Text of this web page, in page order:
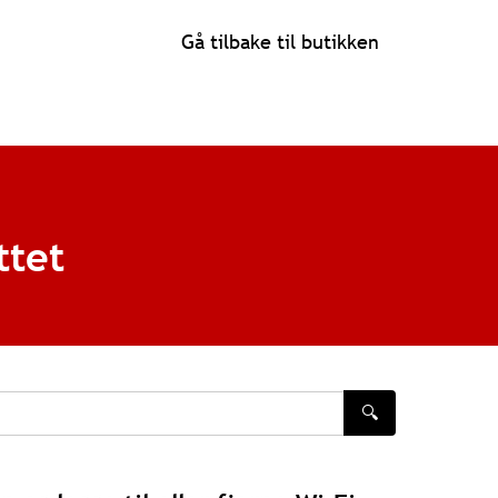
Gå tilbake til butikken
🔍